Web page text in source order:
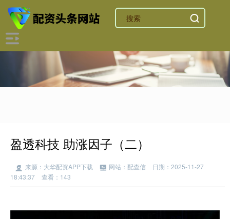
盈透科技 助涨因子（二）
来源：大华配资APP下载 网站：配查信
日期：2025-11-27
18:43:37
查看：143